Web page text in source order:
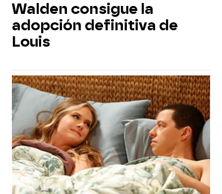
Walden consigue la
adopción definitiva de
Louis